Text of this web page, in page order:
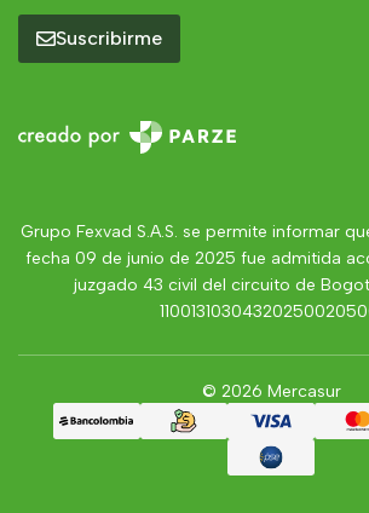
Suscribirme
Grupo Fexvad S.A.S. se permite informar
fecha 09 de junio de 2025 fue admitida
juzgado 43 civil del circuito de
© 2026 Mercasur